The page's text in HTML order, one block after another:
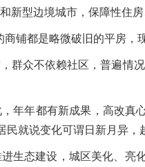
新型边境城市，保障性住
都是略微破旧的平房，
众不依赖社区，普遍情
年都有新成果，高改真心
民就说变化可谓日新月异，
态建设，城区美化、亮化